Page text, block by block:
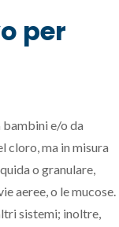
per
e/o da
cloro, ma in misura
o granulare,
aeree, o le mucose.
sistemi; inoltre,